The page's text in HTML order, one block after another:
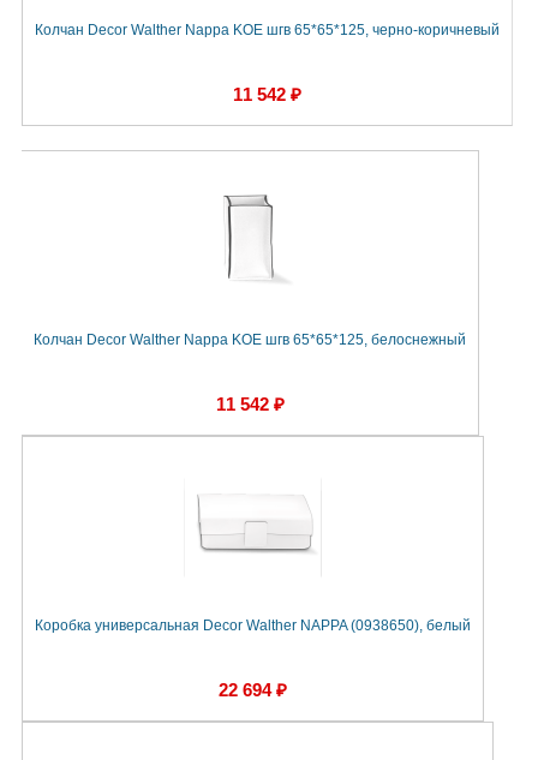
Колчан Decor Walther Nappa KOE шгв 65*65*125, черно-коричневый
11 542 ₽
Колчан Decor Walther Nappa KOE шгв 65*65*125, белоснежный
11 542 ₽
Коробка универсальная Decor Walther NAPPA (0938650), белый
22 694 ₽